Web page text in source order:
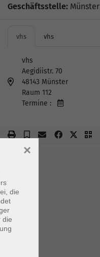
Geschäftsstelle: Münster
vhs vhs
vhs
Aegidiistr. 70
48143 Münster
Raum 112
Termine :
die
die
×